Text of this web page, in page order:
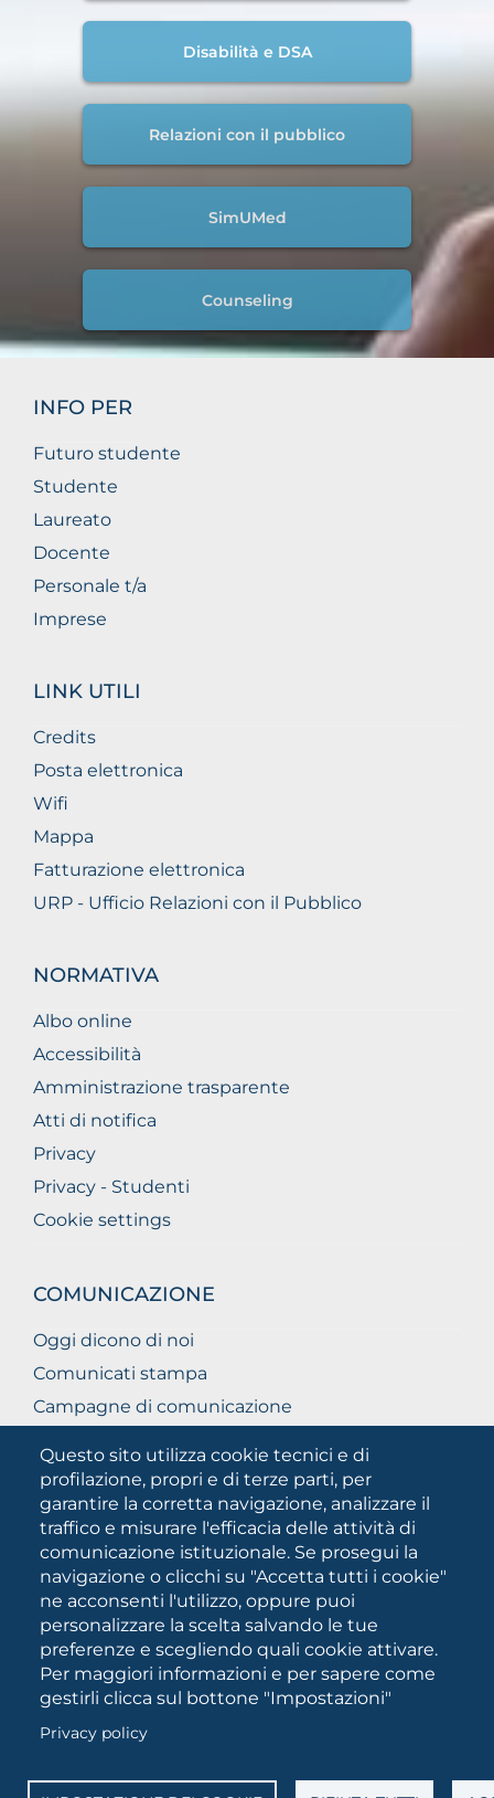
Questo sito utilizza cookie tecnici e di
profilazione, propri e di terze parti, per
garantire la corretta navigazione, analizzare il
traffico e misurare l'efficacia delle attività di
comunicazione istituzionale. Se prosegui la
navigazione o clicchi su "Accetta tutti i cookie"
ne acconsenti l'utilizzo, oppure puoi
personalizzare la scelta salvando le tue
preferenze e scegliendo quali cookie attivare.
Per maggiori informazioni e per sapere come
gestirli clicca sul bottone "Impostazioni"
Privacy policy
Disabilità e DSA
Relazioni con il pubblico
SimUMed
Counseling
INFO PER
Futuro studente
Studente
Laureato
Docente
Personale t/a
Imprese
LINK UTILI
Credits
Posta elettronica
Wifi
Mappa
Fatturazione elettronica
URP - Ufficio Relazioni con il Pubblico
NORMATIVA
Albo online
Accessibilità
Amministrazione trasparente
Atti di notifica
Privacy
Privacy - Studenti
Cookie settings
COMUNICAZIONE
Oggi dicono di noi
Comunicati stampa
Campagne di comunicazione
Unifg Mag
Manuale di identità visiva
Facts and figures
SOCIAL
MEDIA
Università degli Studi di Foggia • Via A.Gramsci 89/91 •